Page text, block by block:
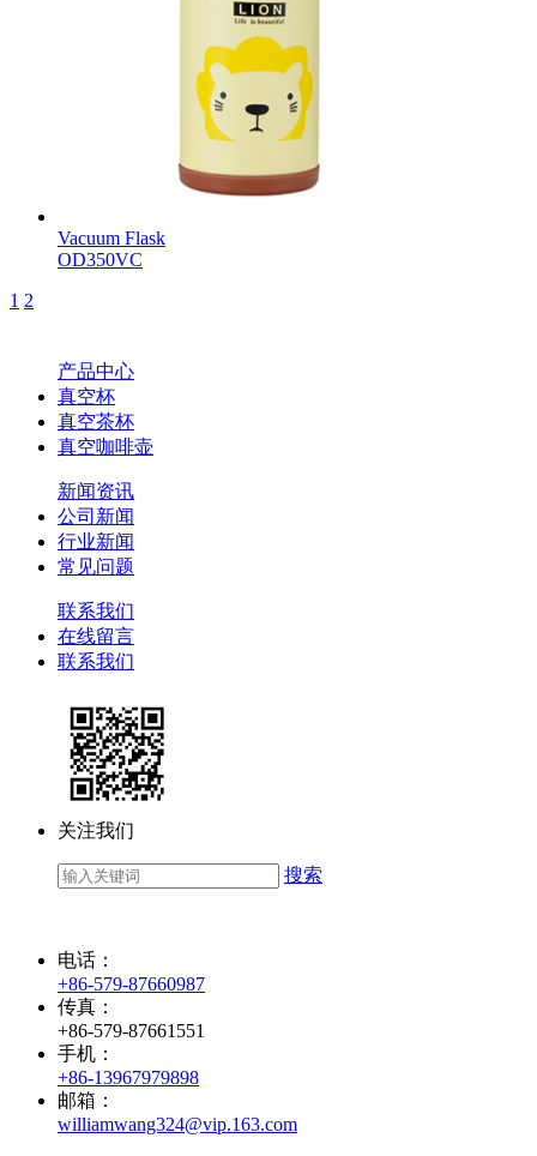
Vacuum Flask
OD350VC
1 2
产品中心
真空杯
真空茶杯
真空咖啡壶
新闻资讯
公司新闻
行业新闻
常见问题
联系我们
在线留言
联系我们
关注我们
搜索
电话：
+86-579-87660987
传真：
+86-579-87661551
手机：
+86-13967979898
邮箱：
williamwang324@vip.163.com